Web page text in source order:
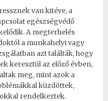
van kitéve, a
egészségvédő
A megterhelés
a munkahelyi vagy
azt találták, hogy
keresztül az előző évben,
meg, mint azok a
küzdöttek,
rendelkeztek.